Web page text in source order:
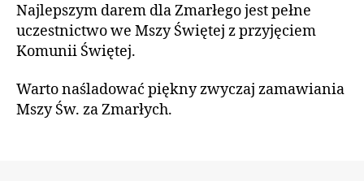
Najlepszym darem dla Zmarłego jest pełne
uczestnictwo we Mszy Świętej z przyjęciem
Komunii Świętej.
Warto naśladować piękny zwyczaj zamawiania
Mszy Św. za Zmarłych.